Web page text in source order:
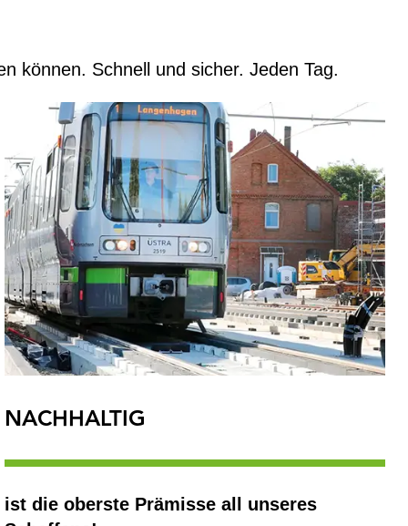
können. Schnell und sicher. Jeden Tag.
NACHHALTIG
ist die oberste Prämisse all unseres